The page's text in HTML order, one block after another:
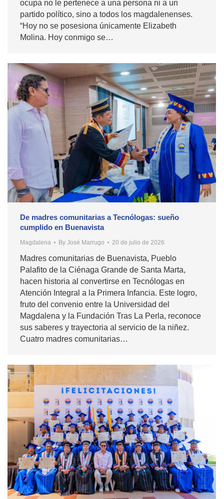
ocupa no le pertenece a una persona ni a un
partido político, sino a todos los magdalenenses.
“Hoy no se posesiona únicamente Elizabeth
Molina. Hoy conmigo se…
De madres comunitarias a Tecnólogas: sueño
cumplido en Buenavista
Magdalena By José Marrugo 20 de julio de 2026
Madres comunitarias de Buenavista, Pueblo
Palafito de la Ciénaga Grande de Santa Marta,
hacen historia al convertirse en Tecnólogas en
Atención Integral a la Primera Infancia. Este logro,
fruto del convenio entre la Universidad del
Magdalena y la Fundación Tras La Perla, reconoce
sus saberes y trayectoria al servicio de la niñez.
Cuatro madres comunitarias…